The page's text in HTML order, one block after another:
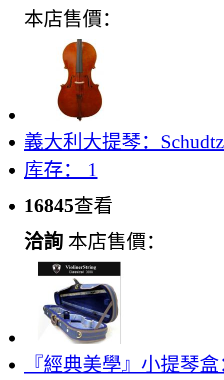
本店售價：
義大利大提琴：
库存： 1
16845查看
洽詢 本店售價：
『經典美學』小提琴